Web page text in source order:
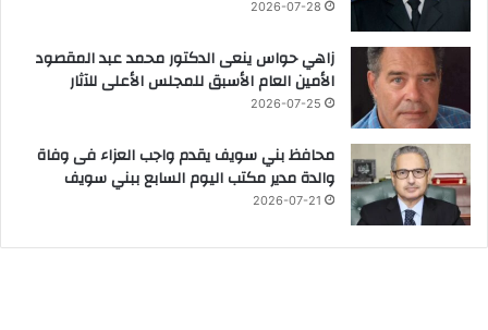
2026-07-28
زاهي حواس ينعى الدكتور محمد عبد المقصود
الأمين العام الأسبق للمجلس الأعلى للآثار
2026-07-25
محافظ بني سويف يقدم واجب العزاء فى وفاة
والدة مدير مكتب اليوم السابع ببني سويف
2026-07-21